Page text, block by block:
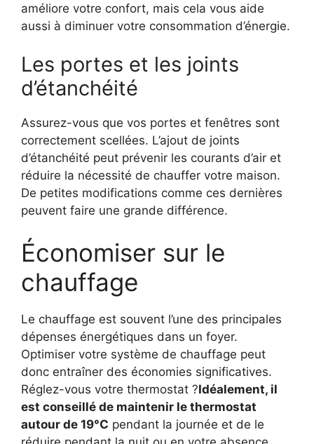
améliore votre confort, mais cela vous aide
aussi à diminuer votre consommation d’énergie.
Les portes et les joints
d’étanchéité
Assurez-vous que vos portes et fenêtres sont
correctement scellées. L’ajout de joints
d’étanchéité peut prévenir les courants d’air et
réduire la nécessité de chauffer votre maison.
De petites modifications comme ces dernières
peuvent faire une grande différence.
Économiser sur le
chauffage
Le chauffage est souvent l’une des principales
dépenses énergétiques dans un foyer.
Optimiser votre système de chauffage peut
donc entraîner des économies significatives.
Réglez-vous votre thermostat ?Idéalement, il
est conseillé de maintenir le thermostat
autour de 19°C pendant la journée et de le